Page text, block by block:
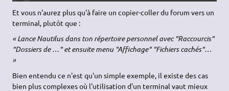
Et vous n'aurez plus qu'à faire un copier-coller du forum vers un
terminal, plutôt que :
« Lance Nautilus dans ton répertoire personnel avec "Raccourcis"
"Dossiers de …" et ensuite menu "Affichage" "Fichiers cachés"…
»
Bien entendu ce n'est qu'un simple exemple, il existe des cas
bien plus complexes où l'utilisation d'un terminal vaut mieux